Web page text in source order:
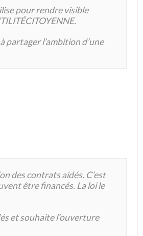
pour rendre visible
partager l’ambition d’une
des contrats aidés. C’est
être financés. La loi le
et souhaite l’ouverture